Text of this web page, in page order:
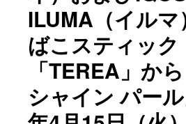
ILUMA（イルマ
ばこスティック
「TEREA」か
シャイン パー